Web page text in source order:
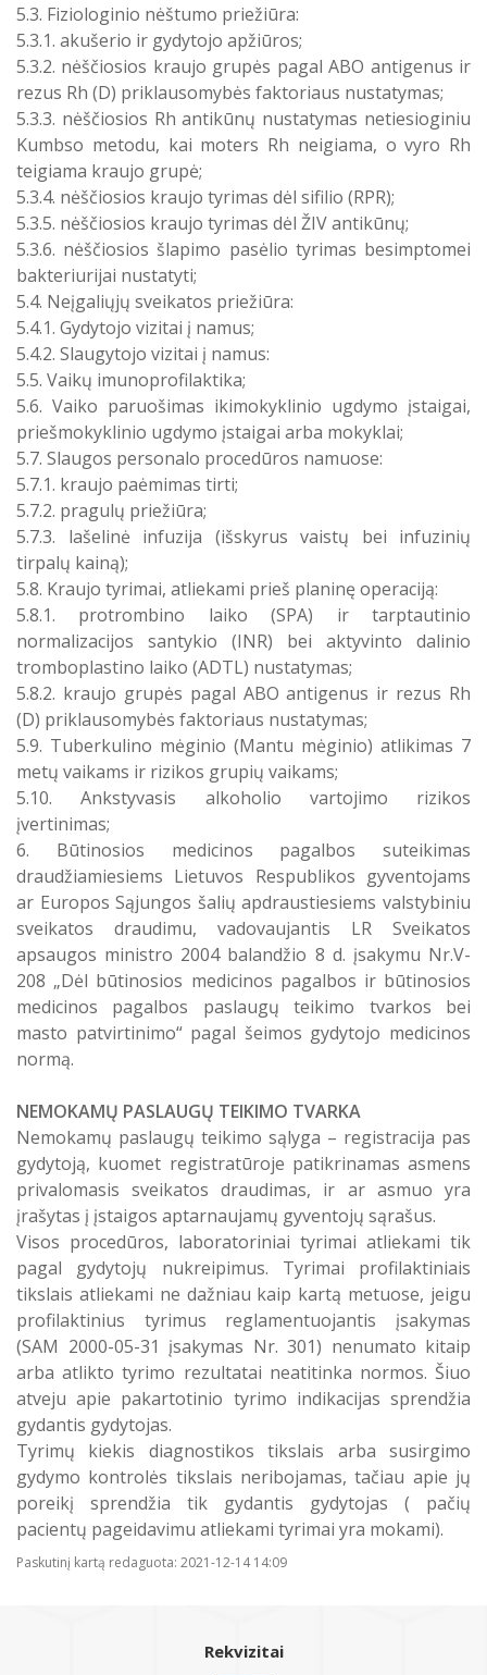
5.3. Fiziologinio nėštumo priežiūra:
5.3.1. akušerio ir gydytojo apžiūros;
5.3.2. nėščiosios kraujo grupės pagal ABO antigenus ir
rezus Rh (D) priklausomybės faktoriaus nustatymas;
5.3.3. nėščiosios Rh antikūnų nustatymas netiesioginiu
Kumbso metodu, kai moters Rh neigiama, o vyro Rh
teigiama kraujo grupė;
5.3.4. nėščiosios kraujo tyrimas dėl sifilio (RPR);
5.3.5. nėščiosios kraujo tyrimas dėl ŽIV antikūnų;
5.3.6. nėščiosios šlapimo pasėlio tyrimas besimptomei
bakteriurijai nustatyti;
5.4. Neįgaliųjų sveikatos priežiūra:
5.4.1. Gydytojo vizitai į namus;
5.4.2. Slaugytojo vizitai į namus:
5.5. Vaikų imunoprofilaktika;
5.6. Vaiko paruošimas ikimokyklinio ugdymo įstaigai,
priešmokyklinio ugdymo įstaigai arba mokyklai;
5.7. Slaugos personalo procedūros namuose:
5.7.1. kraujo paėmimas tirti;
5.7.2. pragulų priežiūra;
5.7.3. lašelinė infuzija (išskyrus vaistų bei infuzinių
tirpalų kainą);
5.8. Kraujo tyrimai, atliekami prieš planinę operaciją:
5.8.1. protrombino laiko (SPA) ir tarptautinio
normalizacijos santykio (INR) bei aktyvinto dalinio
tromboplastino laiko (ADTL) nustatymas;
5.8.2. kraujo grupės pagal ABO antigenus ir rezus Rh
(D) priklausomybės faktoriaus nustatymas;
5.9. Tuberkulino mėginio (Mantu mėginio) atlikimas 7
metų vaikams ir rizikos grupių vaikams;
5.10. Ankstyvasis alkoholio vartojimo rizikos
įvertinimas;
6. Būtinosios medicinos pagalbos suteikimas
draudžiamiesiems Lietuvos Respublikos gyventojams
ar Europos Sąjungos šalių apdraustiesiems valstybiniu
sveikatos draudimu, vadovaujantis LR Sveikatos
apsaugos ministro 2004 balandžio 8 d. įsakymu Nr.V-
208 „Dėl būtinosios medicinos pagalbos ir būtinosios
medicinos pagalbos paslaugų teikimo tvarkos bei
masto patvirtinimo“ pagal šeimos gydytojo medicinos
normą.
NEMOKAMŲ PASLAUGŲ TEIKIMO TVARKA
Nemokamų paslaugų teikimo sąlyga – registracija pas
gydytoją, kuomet registratūroje patikrinamas asmens
privalomasis sveikatos draudimas, ir ar asmuo yra
įrašytas į įstaigos aptarnaujamų gyventojų sąrašus.
Visos procedūros, laboratoriniai tyrimai atliekami tik
pagal gydytojų nukreipimus. Tyrimai profilaktiniais
tikslais atliekami ne dažniau kaip kartą metuose, jeigu
profilaktinius tyrimus reglamentuojantis įsakymas
(SAM 2000-05-31 įsakymas Nr. 301) nenumato kitaip
arba atlikto tyrimo rezultatai neatitinka normos. Šiuo
atveju apie pakartotinio tyrimo indikacijas sprendžia
gydantis gydytojas.
Tyrimų kiekis diagnostikos tikslais arba susirgimo
gydymo kontrolės tikslais neribojamas, tačiau apie jų
poreikį sprendžia tik gydantis gydytojas ( pačių
pacientų pageidavimu atliekami tyrimai yra mokami).
Paskutinį kartą redaguota: 2021-12-14 14:09
Rekvizitai